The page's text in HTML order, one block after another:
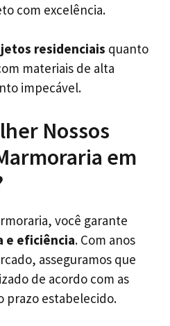
com excelência.
residenciais quanto
materiais de alta
impecável.
Nossos
em
você garante
e eficiência. Com anos
asseguramos que
de acordo com as
prazo estabelecido.